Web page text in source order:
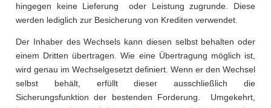
hingegen keine Lieferung oder Leistung zugrunde. Diese
werden lediglich zur Besicherung von Krediten verwendet.
Der Inhaber des Wechsels kann diesen selbst behalten oder
einem Dritten übertragen. Wie eine Übertragung möglich ist,
wird genau im Wechselgesetzt definiert. Wenn er den Wechsel
selbst behält, erfüllt dieser ausschließlich die
Sicherungsfunktion der bestenden Forderung. Umgekehrt,